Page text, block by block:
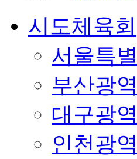
시도체육회
서울특
부산광
대구광
인천광